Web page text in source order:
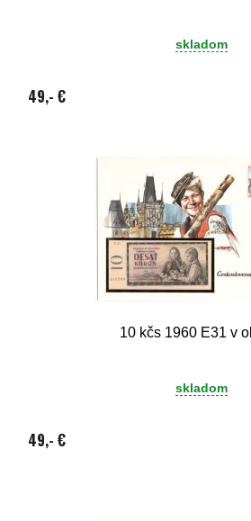
skladom
49,- €
10 kčs 1960 E31 v
skladom
49,- €